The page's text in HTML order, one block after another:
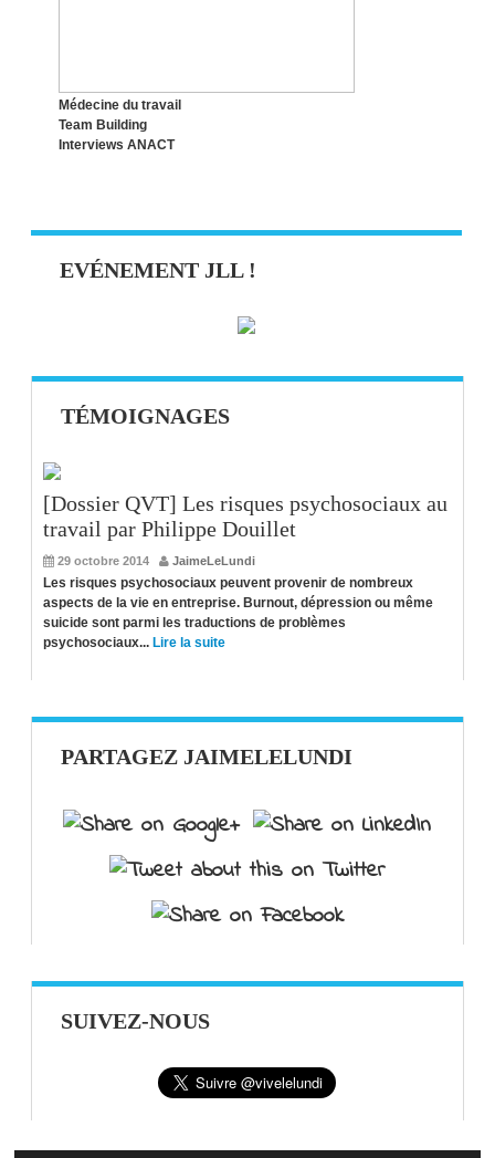
Médecine du travail
Team Building
Interviews ANACT
EVÉNEMENT JLL !
TÉMOIGNAGES
[Dossier QVT] Les risques psychosociaux au
travail par Philippe Douillet
29 octobre 2014 JaimeLeLundi
Les risques psychosociaux peuvent provenir de nombreux
aspects de la vie en entreprise. Burnout, dépression ou même
suicide sont parmi les traductions de problèmes
psychosociaux... Lire la suite
PARTAGEZ JAIMELELUNDI
SUIVEZ-NOUS